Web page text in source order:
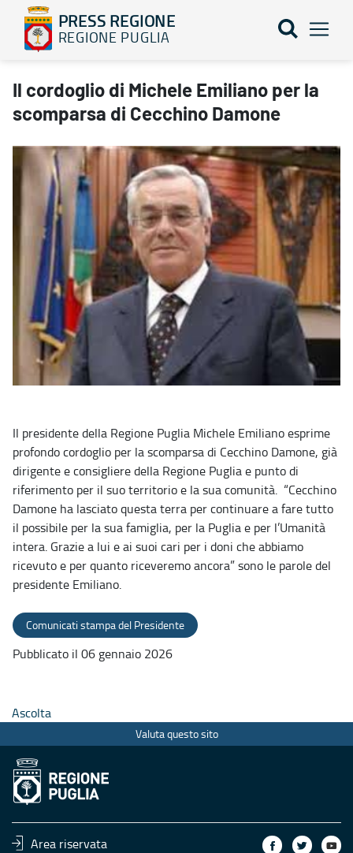
PRESS REGIONE
REGIONE PUGLIA
Il cordoglio di Michele Emiliano per la scomparsa di Cecchino
Il cordoglio di Michele Emiliano per la
scomparsa di Cecchino Damone
Il presidente della Regione Puglia Michele Emiliano esprime
profondo cordoglio per la scomparsa di Cecchino Damone, già
dirigente e consigliere della Regione Puglia e punto di
riferimento per il suo territorio e la sua comunità. “Cecchino
Damone ha lasciato questa terra per continuare a fare tutto
il possibile per la sua famiglia, per la Puglia e per l’Umanità
intera. Grazie a lui e ai suoi cari per i doni che abbiamo
ricevuto e per quanto riceveremo ancora” sono le parole del
presidente Emiliano.
Comunicati stampa del Presidente
Pubblicato il 06 gennaio 2026
Ascolta
Valuta questo sito
Area riservata